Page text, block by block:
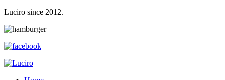
Luciro since 2012.